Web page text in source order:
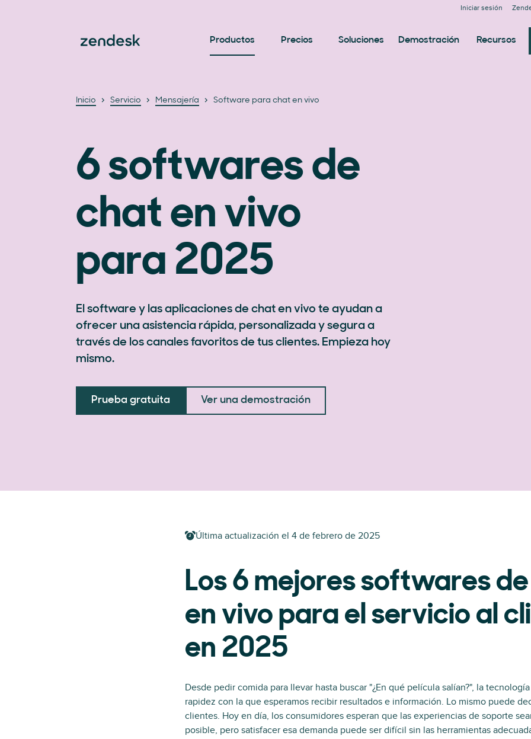
Iniciar sesión
Productos Precios Soluciones Demostración Recursos
Inicio Servicio Mensajería Software para chat en vivo
6 softwares de
chat en vivo
para 2025
El software y las aplicaciones de chat en vivo te ayudan a
ofrecer una asistencia rápida, personalizada y segura a
través de los canales favoritos de tus clientes. Empieza hoy
mismo.
Prueba gratuita Ver una demostración
Última actualización el 4 de febrero de 2025
Los 6 mejores softwares
en vivo para el servicio al
en 2025
Desde pedir comida para llevar hasta buscar "¿En qué película salían?", la
rapidez con la que esperamos recibir resultados e información. Lo mismo puede
clientes. Hoy en día, los consumidores esperan que las experiencias de soporte
posible, pero satisfacer esa demanda puede ser difícil sin las herramientas